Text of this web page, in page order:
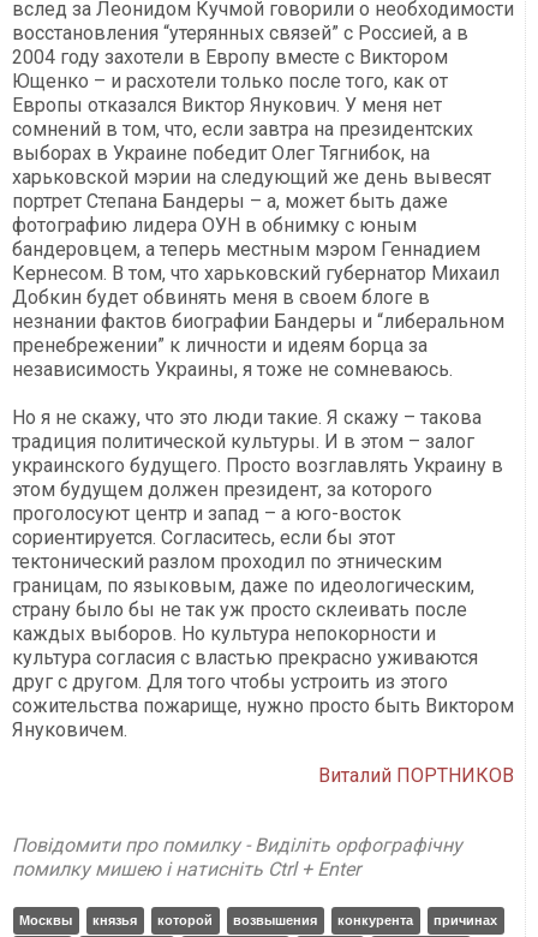
вслед за Леонидом Кучмой говорили о необходимости
восстановления “утерянных связей” с Россией, а в
2004 году захотели в Европу вместе с Виктором
Ющенко – и расхотели только после того, как от
Европы отказался Виктор Янукович. У меня нет
сомнений в том, что, если завтра на президентских
выборах в Украине победит Олег Тягнибок, на
харьковской мэрии на следующий же день вывесят
портрет Степана Бандеры – а, может быть даже
фотографию лидера ОУН в обнимку с юным
бандеровцем, а теперь местным мэром Геннадием
Кернесом. В том, что харьковский губернатор Михаил
Добкин будет обвинять меня в своем блоге в
незнании фактов биографии Бандеры и “либеральном
пренебрежении” к личности и идеям борца за
независимость Украины, я тоже не сомневаюсь.
Но я не скажу, что это люди такие. Я скажу – такова
традиция политической культуры. И в этом – залог
украинского будущего. Просто возглавлять Украину в
этом будущем должен президент, за которого
проголосуют центр и запад – а юго-восток
сориентируется. Согласитесь, если бы этот
тектонический разлом проходил по этническим
границам, по языковым, даже по идеологическим,
страну было бы не так уж просто склеивать после
каждых выборов. Но культура непокорности и
культура согласия с властью прекрасно уживаются
друг с другом. Для того чтобы устроить из этого
сожительства пожарище, нужно просто быть Виктором
Януковичем.
Виталий ПОРТНИКОВ
Повідомити про помилку - Виділіть орфографічну
помилку мишею і натисніть Ctrl + Enter
Москвы князья которой возвышения конкурента
причинах